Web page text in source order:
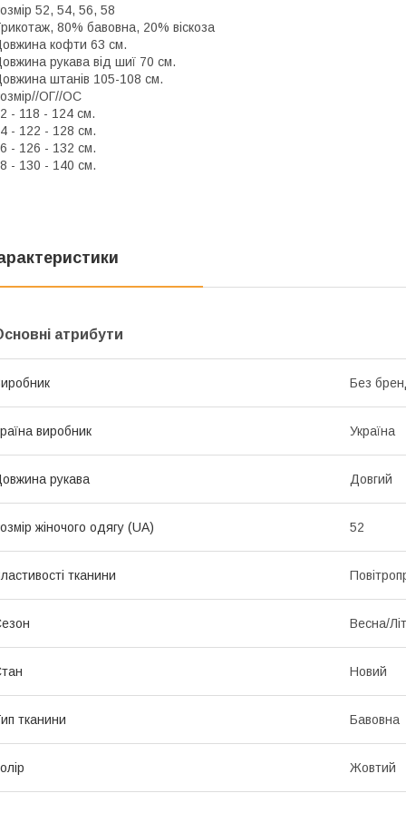
52, 54, 56, 58
80% бавовна, 20% віскоза
кофти 63 см.
рукава від шиї 70 см.
штанів 105-108 см.
ОГ//ОС
- 118 - 124 см.
- 122 - 128 см.
- 126 - 132 см.
- 130 - 140 см.
атрибути
Без
виробник Україна
рукава Довгий
жіночого одягу (UA) 52
тканини
Весна/
Новий
тканини Бавовна
Жовтий